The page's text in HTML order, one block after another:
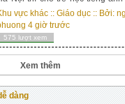
nay nhiều người luôn tự
anh ở đâu thì tốt. Đ&a...
vực khác ::Giáo dục :: Bởi:
4 giờ trước
575 lượt xem
Xem thêm
dàng